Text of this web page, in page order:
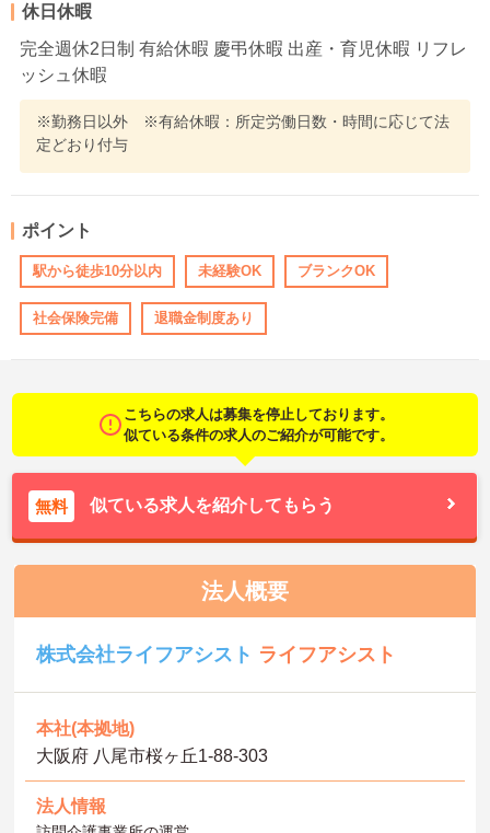
休日休暇
完全週休2日制 有給休暇 慶弔休暇 出産・育児休暇 リフレ
ッシュ休暇
※勤務日以外 ※有給休暇：所定労働日数・時間に応じて法
定どおり付与
ポイント
駅から徒歩10分以内 未経験OK ブランクOK
社会保険完備 退職金制度あり
こちらの求人は募集を停止しております。
似ている条件の求人のご紹介が可能です。
無料 似ている求人を紹介してもらう
法人概要
株式会社ライフアシスト ライフアシスト
本社(本拠地)
大阪府 八尾市桜ヶ丘1-88-303
法人情報